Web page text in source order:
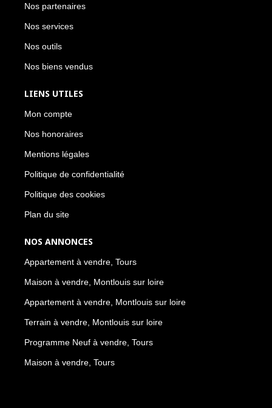
Nos partenaires
Nos services
Nos outils
Nos biens vendus
LIENS UTILES
Mon compte
Nos honoraires
Mentions légales
Politique de confidentialité
Politique des cookies
Plan du site
NOS ANNONCES
Appartement à vendre, Tours
Maison à vendre, Montlouis sur loire
Appartement à vendre, Montlouis sur loire
Terrain à vendre, Montlouis sur loire
Programme Neuf à vendre, Tours
Maison à vendre, Tours